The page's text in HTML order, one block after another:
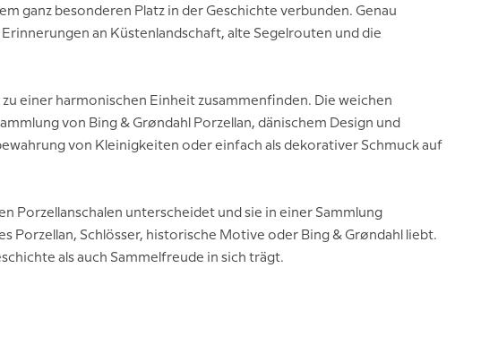
ganz besonderen Platz in der Geschichte verbunden. Genau
an Küstenlandschaft, alte Segelrouten und die
zu einer harmonischen Einheit zusammenfinden. Die weichen
von Bing & Grøndahl Porzellan, dänischem Design und
von Kleinigkeiten oder einfach als dekorativer Schmuck auf
Porzellanschalen unterscheidet und sie in einer Sammlung
Porzellan, Schlösser, historische Motive oder Bing & Grøndahl liebt.
als auch Sammelfreude in sich trägt.